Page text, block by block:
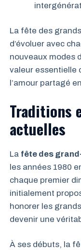
La fête des
d’évoluer avec
nouveaux modes
valeur essentielle
l’amour partagé
Traditions
actuelles
La fête des
les années 1980
chaque premier
initialement
honorer les
devenir une
À ses débuts, la